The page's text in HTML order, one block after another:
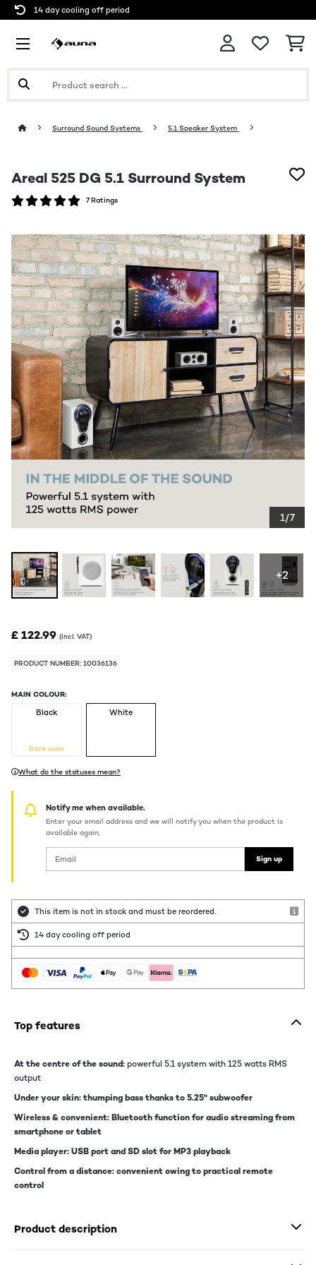
14 day cooling off period
Surround Sound Systems 5.1 Speaker System
Areal 525 DG 5.1 Surround System
7 Ratings
1/7
+2
£ 122.99 (incl. VAT)
PRODUCT NUMBER: 10036136
MAIN COLOUR:
Black
Back soon
White
What do the statuses mean?
Notify me when available.
Enter your email address and we will notify you when the product is
available again.
Sign up
This item is not in stock and must be reordered.
14 day cooling off period
Top features
At the centre of the sound:powerful 5.1 system with 125 watts RMS
output
Under your skin: thumping bass thanks to 5.25" subwoofer
Wireless & convenient: Bluetooth function for audio streaming from
smartphone or tablet
Media player: USB port and SD slot for MP3 playback
Control from a distance: convenient owing to practical remote
control
Product description